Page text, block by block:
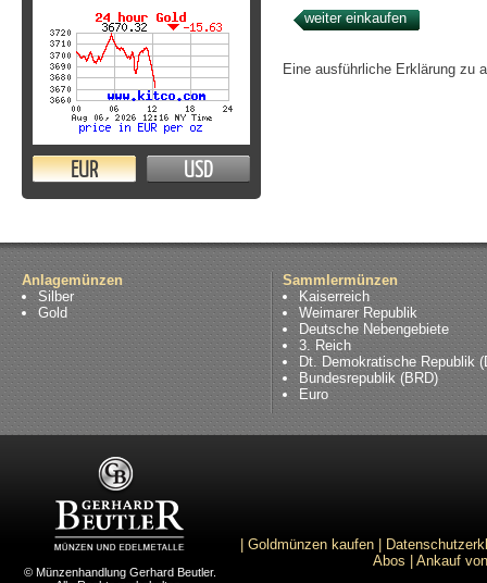
EUR USD
Eine ausführliche Erklärung zu
Anlagemünzen
Silber
Gold
Sammlermünzen
Kaiserreich
Weimarer Republik
Deutsche Nebengebiete
3. Reich
Dt. Demokratische Republik
Bundesrepublik (BRD)
Euro
© Münzenhandlung Gerhard Beutler.
Goldmünzen kaufen
Abos
Ankauf